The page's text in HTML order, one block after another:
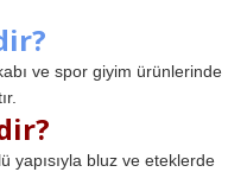
ve spor giyim ürünlerinde
yapısıyla bluz ve eteklerde